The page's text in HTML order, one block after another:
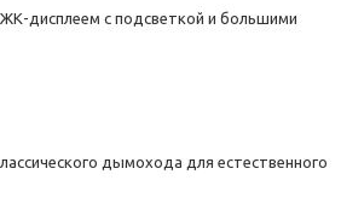
ЖК-дисплеем с подсветкой и большими
дымохода для естественного